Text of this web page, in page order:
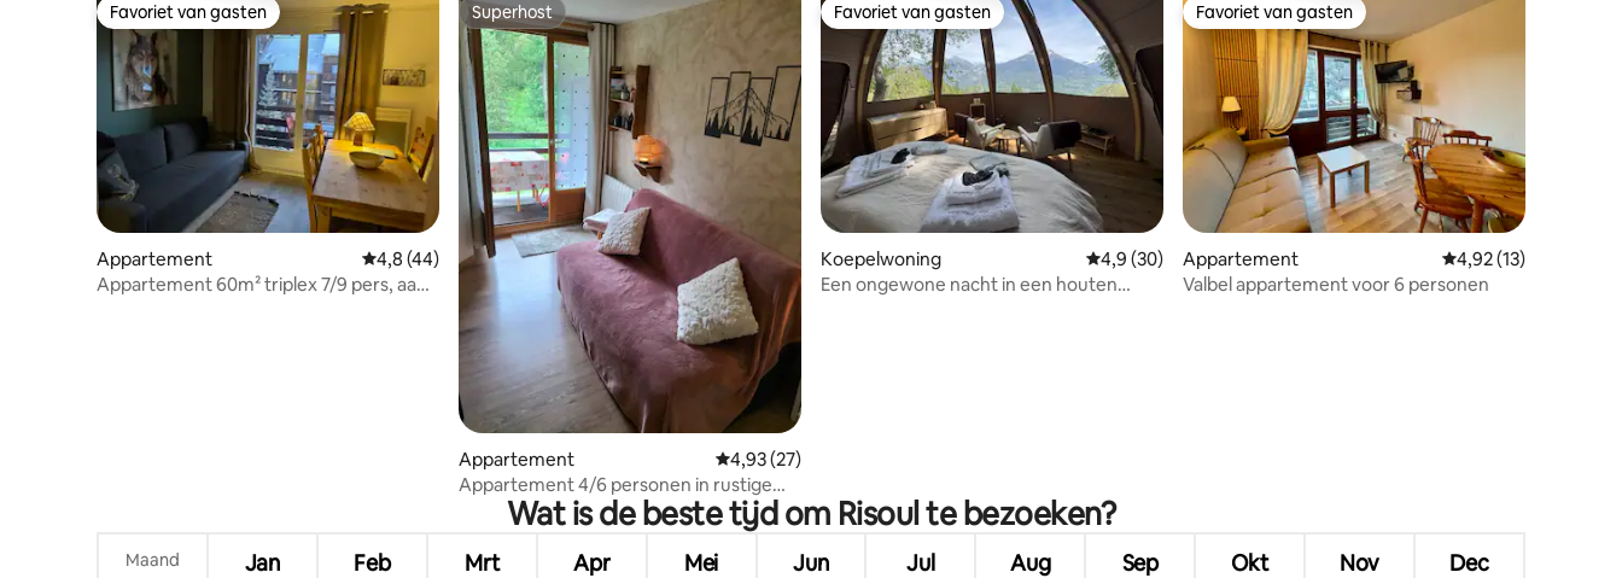
Favoriet van gasten
Favoriet van gasten
Appartement Gemiddelde beoordeling van 4,8 op 5, 44 recensies
4,8 (44)
Appartement 60m² triplex 7/9 pers, aan
Superhost
Superhost
Appartement Gemiddelde beoordeling van 4,93 op 5, 27 recensies
4,93 (27)
Appartement 4/6 personen in rustige
residentie
Favoriet van gasten
Favoriet van gasten
Koepelwoning Gemiddelde beoordeling van 4,9 op 5, 30 recensies
4,9 (30)
Een ongewone nacht in een houten
Favoriet van gasten
Favoriet van gasten
Appartement Gemiddelde
4,92 (13)
Valbel appartement voor 6 personen
Wat is de beste tijd om Risoul te bezoeken?
Maand Jan Feb Mrt Apr Mei Jun Jul Aug Sep Okt Nov Dec